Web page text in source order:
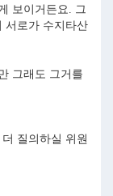
보이거든요. 그
서로가 수지타산
그래도 그거를
질의하실 위원